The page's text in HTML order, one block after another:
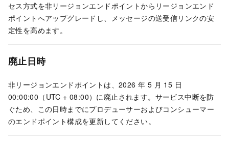
セス方式を非リージョンエンドポイントからリージョンエンド
ポイントへアップグレードし、メッセージの送受信リンクの安
定性を高めます。
廃止日時
非リージョンエンドポイントは、2026 年 5 月 15 日
00:00:00（UTC + 08:00）に廃止されます。サービス中断を防
ぐため、この日時までにプロデューサーおよびコンシューマー
のエンドポイント構成を更新してください。